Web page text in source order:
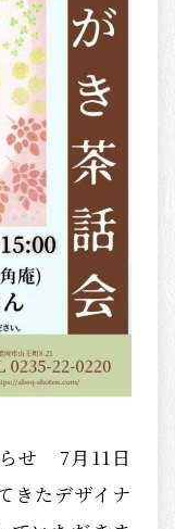
紹介
せ 7月11日
たデザイナ